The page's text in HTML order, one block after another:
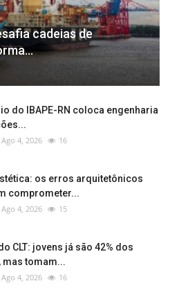
cadeias de
do IBAPE-RN coloca engenharia
Ago 4, 2026 16
os erros arquitetônicos
comprometer...
Ago 4, 2026 15
CLT: jovens já são 42% dos
mas tomam...
Ago 4, 2026 16